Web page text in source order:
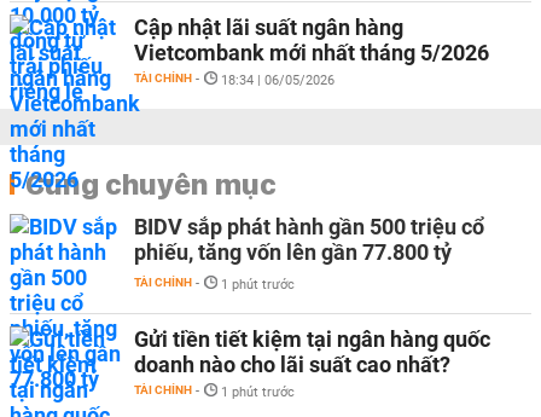
Cập nhật lãi suất ngân hàng
Vietcombank mới nhất tháng 5/2026
TÀI CHÍNH - 18:34 | 06/05/2026
Cùng chuyên mục
BIDV sắp phát hành gần 500 triệu cổ
phiếu, tăng vốn lên gần 77.800 tỷ
TÀI CHÍNH - 1 phút trước
Gửi tiền tiết kiệm tại ngân hàng quốc
doanh nào cho lãi suất cao nhất?
TÀI CHÍNH - 1 phút trước